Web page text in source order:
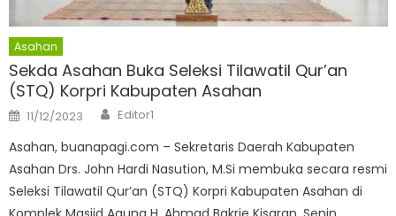
Asahan
Sekda Asahan Buka Seleksi Tilawatil Qur’an
(STQ) Korpri Kabupaten Asahan
Posted
on
11/12/2023 Author
Editor1
Asahan, buanapagi.com – Sekretaris Daerah Kabupaten
Asahan Drs. John Hardi Nasution, M.Si membuka secara resmi
Seleksi Tilawatil Qur’an (STQ) Korpri Kabupaten Asahan di